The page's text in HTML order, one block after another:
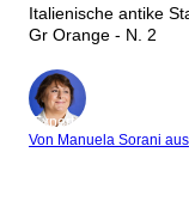
Italienische antike
Gr Orange - N. 2
Experte
Von Manuela Sorani